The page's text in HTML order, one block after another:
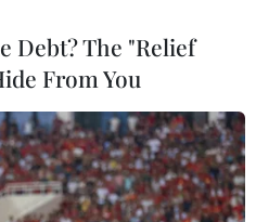
Nghệ nhân Đặng Văn Hậu
thổi sức sống mới cho
Debt? The "Relief
From You